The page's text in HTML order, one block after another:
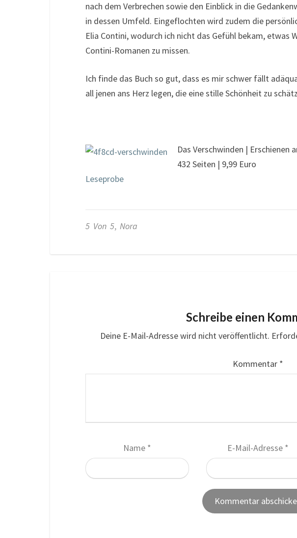
nach dem Verbrechen sowie den Einblick in die
in dessen Umfeld. Eingeflochten wird zudem die
Elia Contini, wodurch ich nicht das Gefühl bekam, etwas
Contini-Romanen zu missen.
Ich finde das Buch so gut, dass es mir schwer fällt
all jenen ans Herz legen, die eine stille Schönheit zu
Das Verschwinden | Erschienen
432 Seiten | 9,99 Euro
Leseprobe
5 Von 5, Nora
Schreibe einen
Deine E-Mail-Adresse wird nicht veröffentlicht.
Kommentar *
Name * E-Mail-Adresse *